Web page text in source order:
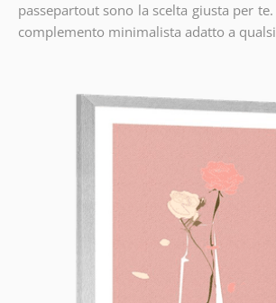
passepartout sono la scelta giusta per
complemento minimalista adatto a